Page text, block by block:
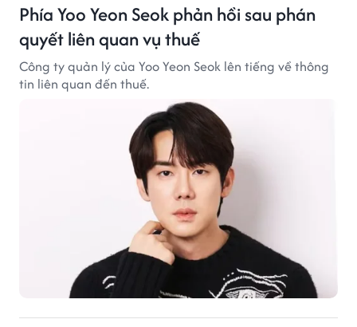
Phía Yoo Yeon Seok phản hồi sau phán
quyết liên quan vụ thuế
Công ty quản lý của Yoo Yeon Seok lên tiếng về thông
tin liên quan đến thuế.